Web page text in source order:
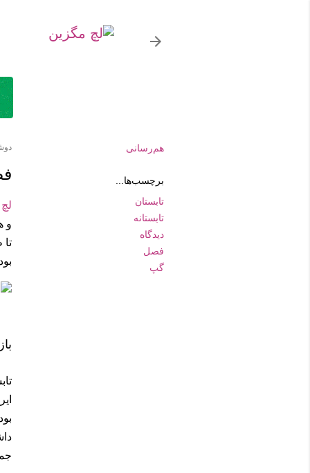
هم‌رسانی
برچسب‌ها...
تابستان
تابستانه
دیدگاه
فصل
گپ
لچ
و